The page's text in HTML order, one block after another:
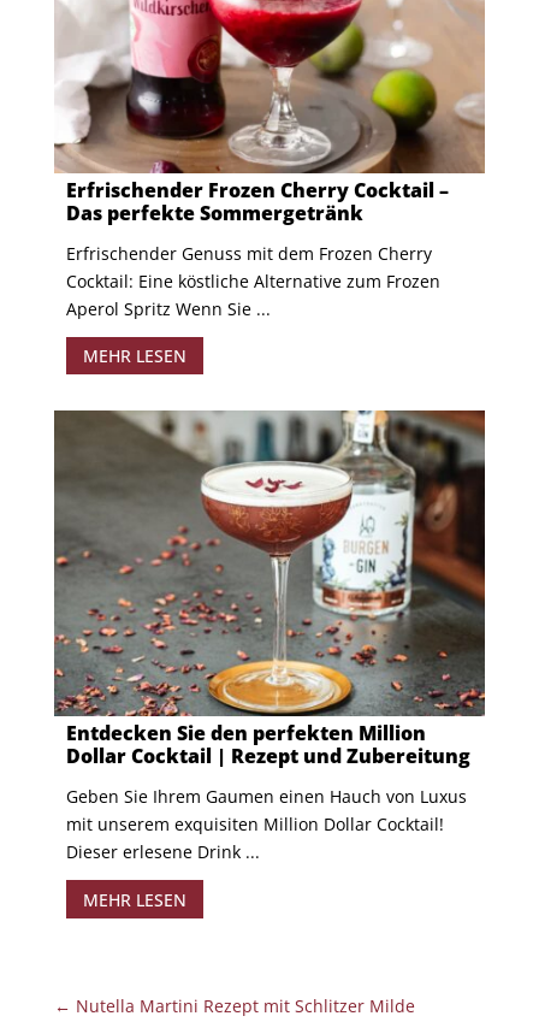
Erfrischender Frozen Cherry Cocktail –
Das perfekte Sommergetränk
Erfrischender Genuss mit dem Frozen Cherry
Cocktail: Eine köstliche Alternative zum Frozen
Aperol Spritz Wenn Sie ...
MEHR LESEN
Entdecken Sie den perfekten Million
Dollar Cocktail | Rezept und Zubereitung
Geben Sie Ihrem Gaumen einen Hauch von Luxus
mit unserem exquisiten Million Dollar Cocktail!
Dieser erlesene Drink ...
MEHR LESEN
← Nutella Martini Rezept mit Schlitzer Milde